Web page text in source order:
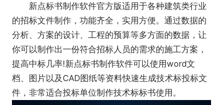
新点标书制作软件官方版适用于各种建筑类行业
的招标文件制作，功能齐全，实用方便。通过数据的
分析、方案的设计、工程的预算等多方面的数据，让
你可以制作出一份符合招标人员的需求的施工方案，
提高中标几率!新点标书制作软件可以使用word文
档、图片以及CAD图纸等资料快速生成技术标投标文
件，非常适合投标单位制作技术标标书使用。